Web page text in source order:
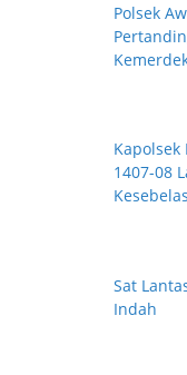
Polsek
1407-08
Sat
Indah